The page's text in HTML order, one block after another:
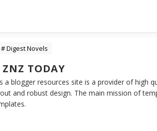
# Digest Novels
TODAY
a blogger resources site is a provider of high
and robust design. The main mission of